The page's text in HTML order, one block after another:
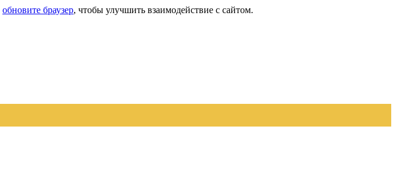
обновите браузер, чтобы улучшить взаимодействие с сайтом.